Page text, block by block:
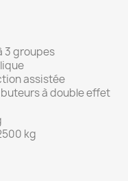
3 groupes
assistée
à double effet
kg